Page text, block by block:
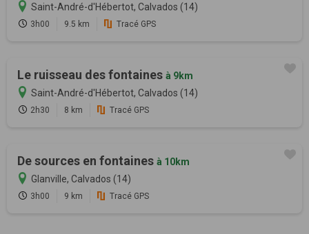
Saint-André-d'Hébertot, Calvados (14)
3h00 9.5 km Tracé GPS
Le ruisseau des fontaines à 9km
Saint-André-d'Hébertot, Calvados (14)
2h30 8 km Tracé GPS
De sources en fontaines à 10km
Glanville, Calvados (14)
3h00 9 km Tracé GPS